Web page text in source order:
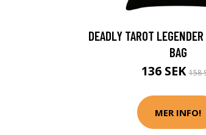
DEADLY TAROT
BAG
136 SEK158
MER INFO!